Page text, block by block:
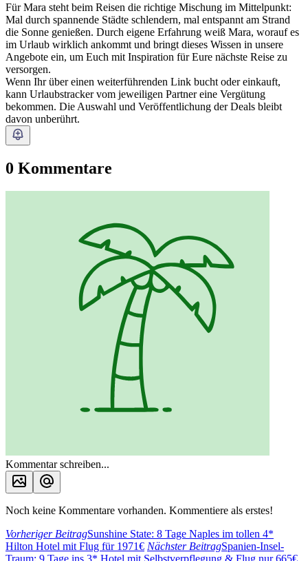
Für Mara steht beim Reisen die richtige Mischung im Mittelpunkt:
Mal durch spannende Städte schlendern, mal entspannt am Strand
die Sonne genießen. Durch eigene Erfahrung weiß Mara, worauf es
im Urlaub wirklich ankommt und bringt dieses Wissen in unsere
Angebote ein, um Euch mit Inspiration für Eure nächste Reise zu
versorgen.
Wenn Ihr über einen weiterführenden Link bucht oder einkauft,
kann Urlaubstracker vom jeweiligen Partner eine Vergütung
bekommen. Die Auswahl und Veröffentlichung der Deals bleibt
davon unberührt.
0 Kommentare
Kommentar schreiben...
Noch keine Kommentare vorhanden. Kommentiere als erstes!
Vorheriger BeitragSunshine State: 8 Tage Naples im tollen 4*
Hilton Hotel mit Flug für 1971€ Nächster BeitragSpanien-Insel-